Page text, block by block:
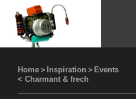
Home > Inspiration > Events
< Charmant & frech